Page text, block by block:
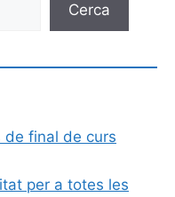
Cerca
de final de curs
per a totes les